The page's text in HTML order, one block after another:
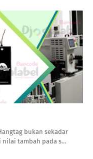
bukan sekadar
nilai tambah pada s…